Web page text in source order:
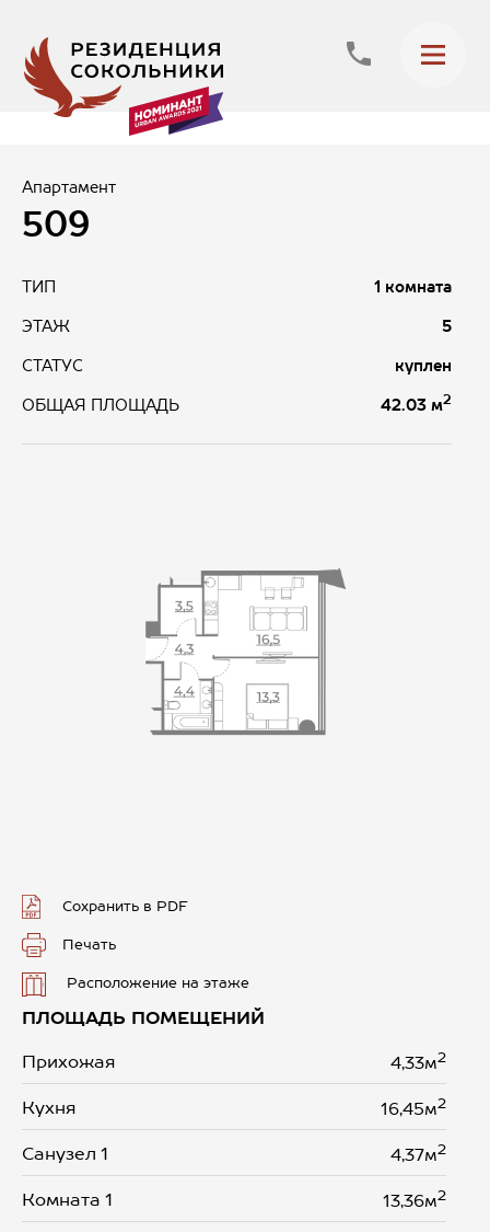
Апартамент
509
ТИП 1 комната
ЭТАЖ 5
СТАТУС куплен
ОБЩАЯ ПЛОЩАДЬ 42.03 м2
Сохранить в PDF
Печать
Расположение на этаже
ПЛОЩАДЬ ПОМЕЩЕНИЙ
Прихожая 4,33м2
Кухня 16,45м2
Санузел 1 4,37м2
Комната 1 13,36м2